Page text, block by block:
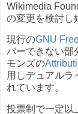
Wikimedia
の変更を検討し
現行のGNU
バーできない部
モンズの
用しデュアルラ
れています。
投票制で一定以